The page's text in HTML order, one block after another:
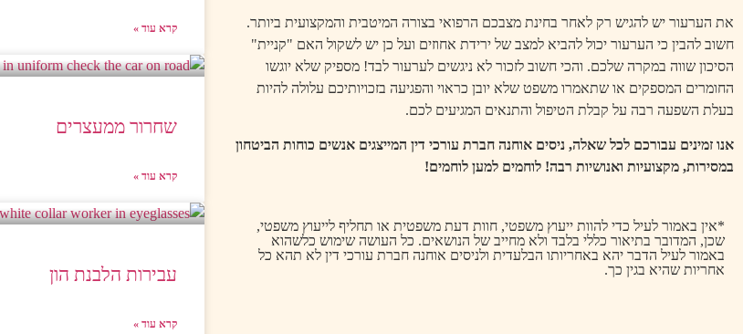
את הערעור יש להגיש רק לאחר בחינת מצבכם הרפואי בצורה המיטבית והמקצועית ביותר.
חשוב להבין כי הערעור יכול להביא למצב של ירידת אחוזים ועל כן יש לשקול האם "קניית"
הסיכון שווה במקרה שלכם. והכי חשוב לזכור לא ניגשים לערעור לבד! מספיק שלא יוגשו
החומרים המספקים או שתאמרו משפט שלא יובן כראוי והפגיעה בזכויותיכם עלולה להיות
בעלת השפעה רבה על קבלת הטיפול והתנאים המגיעים לכם.
אנו זמינים עבורכם לכל שאלה, ניסים אוחנה חברת עורכי דין המייצגים אנשים כוחות הביטחון
במסירות, מקצועיות ואנושיות רבה! לוחמים למען לוחמים!
*אין באמור לעיל כדי להוות ייעוץ משפטי, חוות דעת משפטית או תחליף לייעוץ משפטי,
שכן, המדובר בתיאור כללי בלבד ולא מחייב של הנושאים. כל העושה שימוש כלשהוא
באמור לעיל הדבר יהא באחריותו הבלעדית ולניסים אוחנה חברת עורכי דין לא תהא כל
אחריות שהיא בגין כך.
קרא עוד »
שחרור ממעצרים
קרא עוד »
עבירות הלבנת הון
קרא עוד »